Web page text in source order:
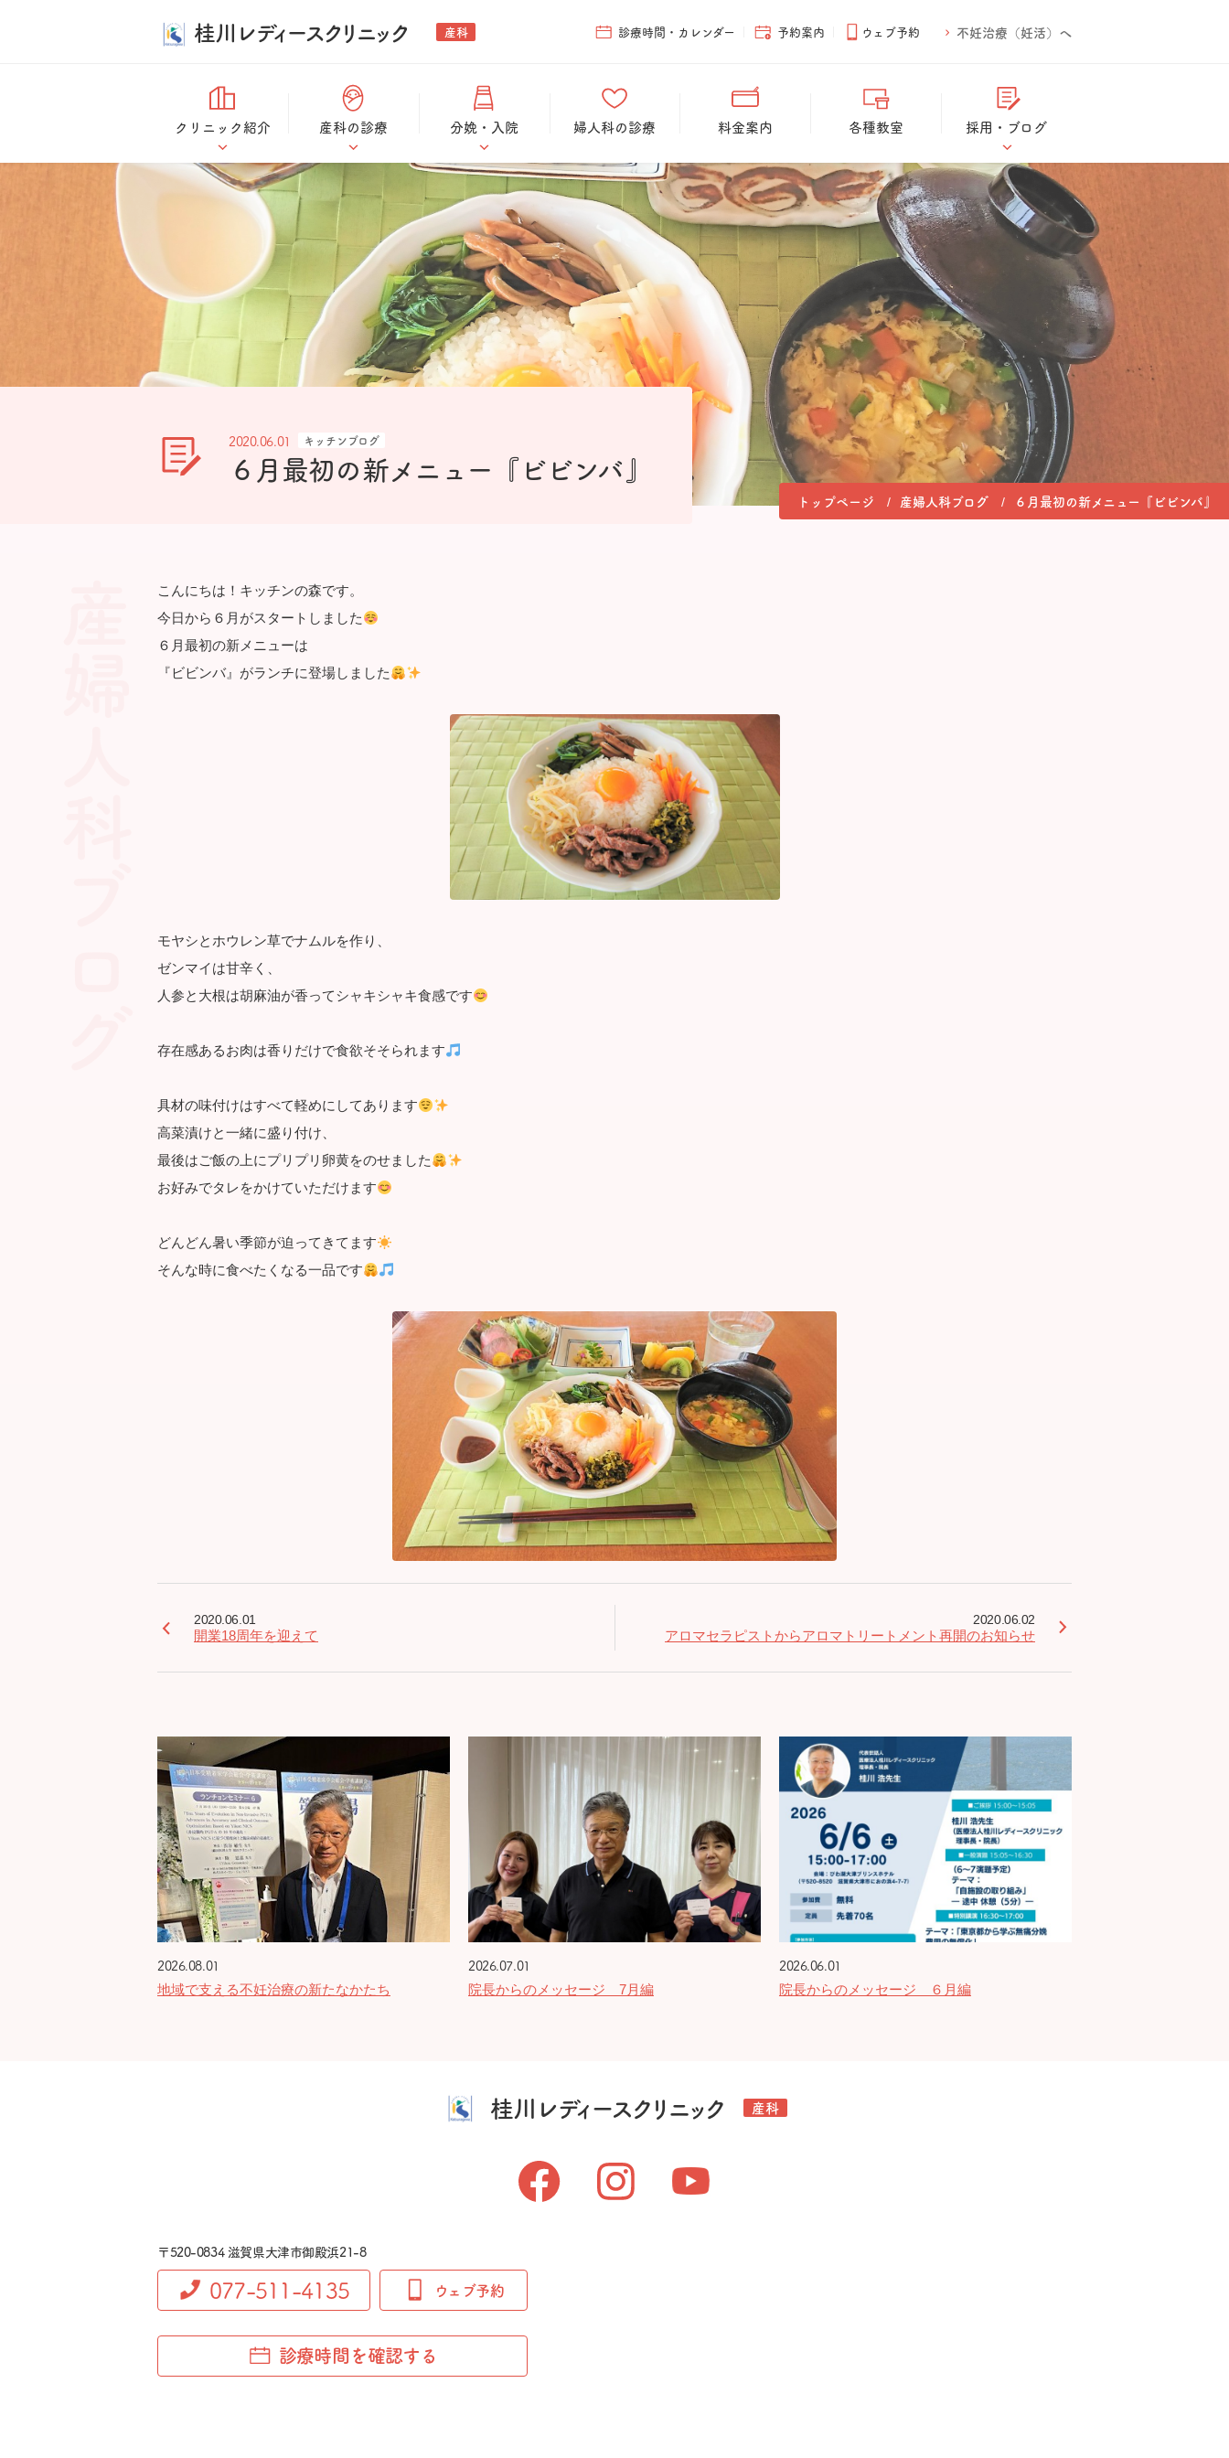
桂川レディースクリニック 産科
クリニック紹介
診療方針
桂川ストーリー
産科の診療
「痛くない出産」
無痛分娩
妊婦健診・エコー
ダイアリー・胎児
スクリーニング
初診の流れ
里帰り出産
乳児健診・産後健
分娩・入院
当院のお産の特長
入院案内
出産プレゼント
婦人科の診療 料金案内 各種教室 採用・ブログ
ブログ
スタッフ募集
診療時間・カレンダー 予約案内 ウェブ予約 不妊治療（妊活）へ
トップページ 産婦人科ブログ ６月最初の新メニュー『ビビンバ』
2020.06.01 キッチンブログ
６月最初の新メニュー『ビビンバ』
こんにちは！キッチンの森です。
今日から６月がスタートしました
６月最初の新メニューは
『ビビンバ』がランチに登場しました
モヤシとホウレン草でナムルを作り、
ゼンマイは甘辛く、
人参と大根は胡麻油が香ってシャキシャキ食感です
存在感あるお肉は香りだけで食欲そそられます
具材の味付けはすべて軽めにしてあります
高菜漬けと一緒に盛り付け、
最後はご飯の上にプリプリ卵黄をのせました
お好みでタレをかけていただけます
どんどん暑い季節が迫ってきてます
そんな時に食べたくなる一品です
2020.06.01
開業18周年を迎えて
2020.06.02
アロマセラピストからアロマトリートメント再開のお知らせ
2026.08.01
地域で支える不妊治療の新たなかたち
2026.07.01
院長からのメッセージ 7月編
2026.06.01
院長からのメッセージ ６月編
桂川レディースクリニック 産科
〒520-0834 滋賀県大津市御殿浜21-8
077-511-4135 ウェブ予約
診療時間を確認する